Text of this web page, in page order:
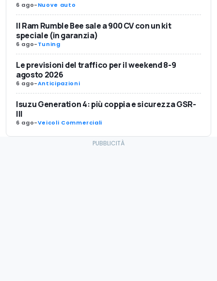
6 ago-Nuove auto
Il Ram Rumble Bee sale a 900 CV con un kit
speciale (in garanzia)
6 ago-Tuning
Le previsioni del traffico per il weekend 8-9
agosto 2026
6 ago-Anticipazioni
Isuzu Generation 4: più coppia e sicurezza GSR-
III
6 ago-Veicoli Commerciali